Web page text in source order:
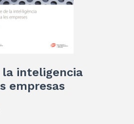
inteligencia
empresas